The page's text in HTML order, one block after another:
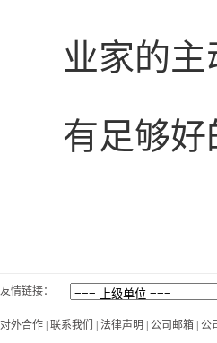
业家的
有足够